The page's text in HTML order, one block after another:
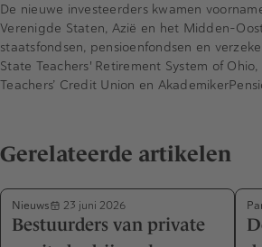
De nieuwe investeerders kwamen
Verenigde Staten, Azië en het Midden-
staatsfondsen, pensioenfondsen en
State Teachers' Retirement System of
Teachers’ Credit Union en
Gerelateerde artikelen
Nieuws 23 juni 2026
Bestuurders van private